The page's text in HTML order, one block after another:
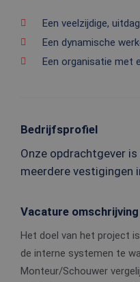
Een veelzijdige,
Een dynamische
Een organisatie met
Bedrijfsprofiel
Onze opdrachtgever
meerdere vestigingen
Vacature omschrijving
Het doel van het project
de interne systemen te
Monteur/Schouwer